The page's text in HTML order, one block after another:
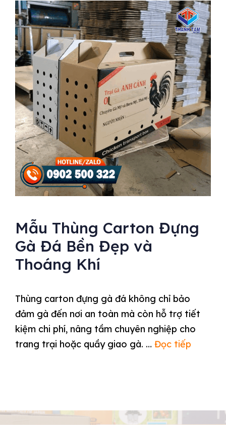
Mẫu Thùng Carton Đựng
Gà Đá Bền Đẹp và
Thoáng Khí
Thùng carton đựng gà đá không chỉ bảo
đảm gà đến nơi an toàn mà còn hỗ trợ tiết
kiệm chi phí, nâng tầm chuyên nghiệp cho
trang trại hoặc quầy giao gà. … Đọc tiếp